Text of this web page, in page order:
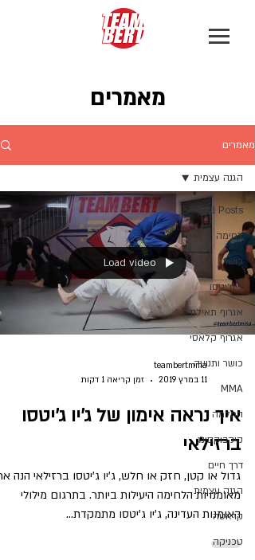
מאמרים
מאמרים
All Posts
לחימה
כושר
ג׳יוג׳יטסו
אגרוף תאילנדי
אגרוף קלאסי
כושר ותנועה
MMA
החלמה
קיקבוקסינג
דרך חיים
הגנה עצמית
קראטה
טכניקה
הגנה עצמית
Load video
teambertmma
11 במרץ 2019
זמן קריאה 1 דקות
איך נראה אימון של ג'יו ג'יטסו
ברזילאי
גדול או קטן, חזק או חלש, ג'יו ג'יטסו ברזילאי הנה
מאומנויות הלחימה היעילות ביותר. בתרגום מילולי
האומנות העדינה, ג'יו ג'יטסו מתמקדת...